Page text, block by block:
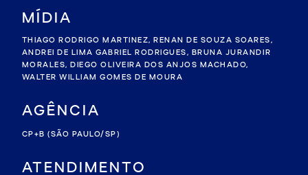
MÍDIA
THIAGO RODRIGO MARTINEZ,RENAN DE SOUZA SOARES,
ANDREI DE LIMA GABRIEL RODRIGUES, BRUNA JURANDIR
MORALES,DIEGO OLIVEIRA DOS ANJOS MACHADO,
WALTER WILLIAM GOMES DE MOURA
AGÊNCIA
CP+B(SÃO PAULO/SP)
ATENDIMENTO